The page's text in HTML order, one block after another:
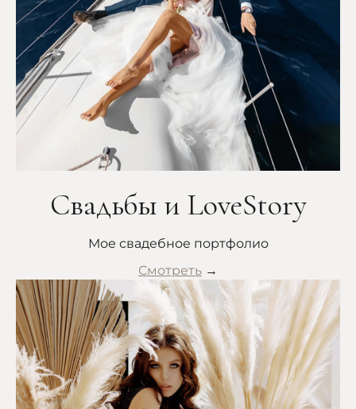
Свадьбы и LoveStory
Мое свадебное портфолио
Смотреть →